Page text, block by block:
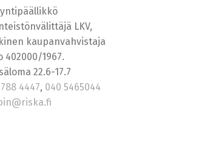
LKV,
kaupanvahvistaja
402000/1967.
22.6-17.7
4447, 040 5465044